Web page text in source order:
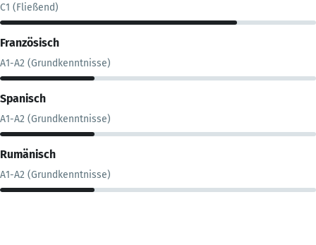
C1 (Fließend)
Französisch
A1-A2 (Grundkenntnisse)
Spanisch
A1-A2 (Grundkenntnisse)
Rumänisch
A1-A2 (Grundkenntnisse)